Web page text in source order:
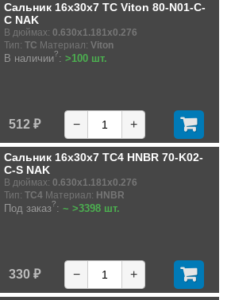
Сальник 16x30x7 TC Viton 80-N01-C-
C NAK
В дюймах: 0.630x1.181x0.276
Тип: TC Материал: Viton
В наличии?: >100 шт.
512 ₽ − +
Сальник 16x30x7 TC4 HNBR 70-K02-
C-S NAK
В дюймах: 0.630x1.181x0.276
Тип: TC4 Материал: HNBR
Под заказ?: ~ >3398 шт.
330 ₽ − +